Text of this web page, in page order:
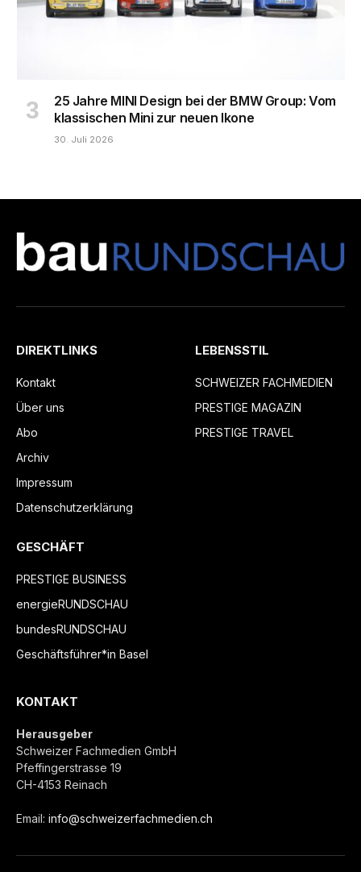
25 Jahre MINI Design bei der BMW Group: Vom
klassischen Mini zur neuen Ikone
30. Juli 2026
DIREKTLINKS
Kontakt
Über uns
Abo
Archiv
Impressum
Datenschutzerklärung
LEBENSSTIL
SCHWEIZER FACHMEDIEN
PRESTIGE MAGAZIN
PRESTIGE TRAVEL
GESCHÄFT
PRESTIGE BUSINESS
energieRUNDSCHAU
bundesRUNDSCHAU
Geschäftsführer*in Basel
KONTAKT
Herausgeber
Schweizer Fachmedien GmbH
Pfeffingerstrasse 19
CH-4153 Reinach
Email: info@schweizerfachmedien.ch